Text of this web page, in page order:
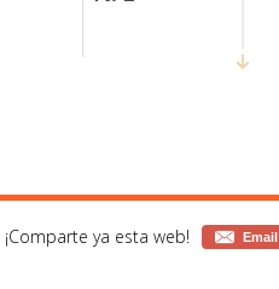
N/E
¡Comparte ya esta web! Email